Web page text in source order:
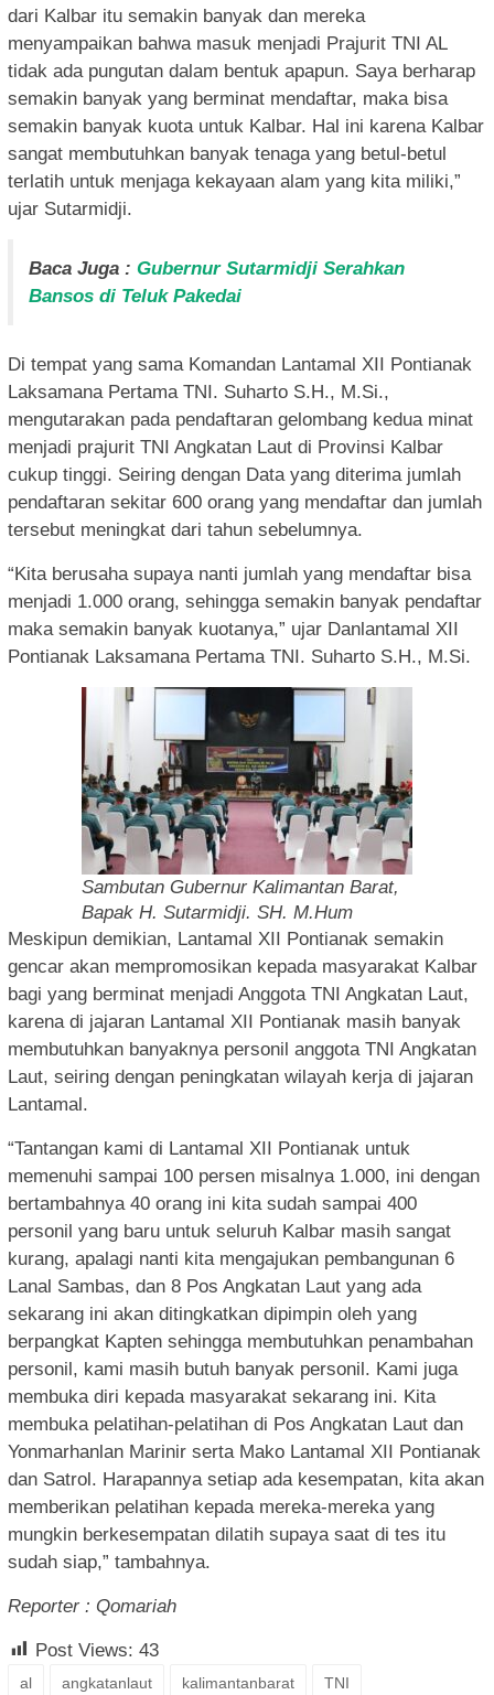
dari Kalbar itu semakin banyak dan mereka
menyampaikan bahwa masuk menjadi Prajurit TNI AL
tidak ada pungutan dalam bentuk apapun. Saya berharap
semakin banyak yang berminat mendaftar, maka bisa
semakin banyak kuota untuk Kalbar. Hal ini karena Kalbar
sangat membutuhkan banyak tenaga yang betul-betul
terlatih untuk menjaga kekayaan alam yang kita miliki,”
ujar Sutarmidji.
Baca Juga : Gubernur Sutarmidji Serahkan
Bansos di Teluk Pakedai
Di tempat yang sama Komandan Lantamal XII Pontianak
Laksamana Pertama TNI. Suharto S.H., M.Si.,
mengutarakan pada pendaftaran gelombang kedua minat
menjadi prajurit TNI Angkatan Laut di Provinsi Kalbar
cukup tinggi. Seiring dengan Data yang diterima jumlah
pendaftaran sekitar 600 orang yang mendaftar dan jumlah
tersebut meningkat dari tahun sebelumnya.
“Kita berusaha supaya nanti jumlah yang mendaftar bisa
menjadi 1.000 orang, sehingga semakin banyak pendaftar
maka semakin banyak kuotanya,” ujar Danlantamal XII
Pontianak Laksamana Pertama TNI. Suharto S.H., M.Si.
Sambutan Gubernur Kalimantan Barat,
Bapak H. Sutarmidji. SH. M.Hum
Meskipun demikian, Lantamal XII Pontianak semakin
gencar akan mempromosikan kepada masyarakat Kalbar
bagi yang berminat menjadi Anggota TNI Angkatan Laut,
karena di jajaran Lantamal XII Pontianak masih banyak
membutuhkan banyaknya personil anggota TNI Angkatan
Laut, seiring dengan peningkatan wilayah kerja di jajaran
Lantamal.
“Tantangan kami di Lantamal XII Pontianak untuk
memenuhi sampai 100 persen misalnya 1.000, ini dengan
bertambahnya 40 orang ini kita sudah sampai 400
personil yang baru untuk seluruh Kalbar masih sangat
kurang, apalagi nanti kita mengajukan pembangunan 6
Lanal Sambas, dan 8 Pos Angkatan Laut yang ada
sekarang ini akan ditingkatkan dipimpin oleh yang
berpangkat Kapten sehingga membutuhkan penambahan
personil, kami masih butuh banyak personil. Kami juga
membuka diri kepada masyarakat sekarang ini. Kita
membuka pelatihan-pelatihan di Pos Angkatan Laut dan
Yonmarhanlan Marinir serta Mako Lantamal XII Pontianak
dan Satrol. Harapannya setiap ada kesempatan, kita akan
memberikan pelatihan kepada mereka-mereka yang
mungkin berkesempatan dilatih supaya saat di tes itu
sudah siap,” tambahnya.
Reporter : Qomariah
Post Views: 43
al angkatanlaut kalimantanbarat TNI